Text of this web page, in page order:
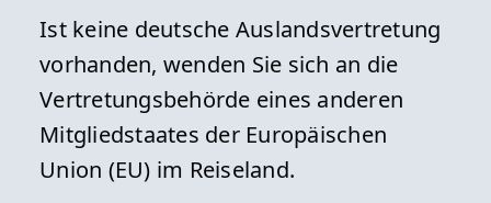
Ist keine deutsche Auslandsvertretung
vorhanden, wenden Sie sich an die
Vertretungsbehörde eines anderen
Mitgliedstaates der Europäischen
Union (EU) im Reiseland.